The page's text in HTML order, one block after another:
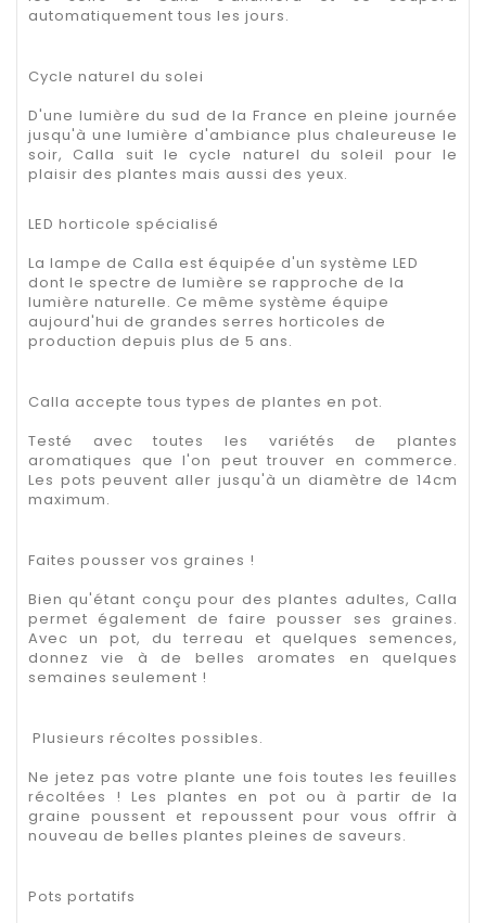
automatiquement tous les jours.
Cycle naturel du solei
D'une lumière du sud de la France en pleine journée
jusqu'à une lumière d'ambiance plus chaleureuse le
soir, Calla suit le cycle naturel du soleil pour le
plaisir des plantes mais aussi des yeux.
LED horticole spécialisé
La lampe de Calla est équipée d'un système LED
dont le spectre de lumière se rapproche de la
lumière naturelle. Ce même système équipe
aujourd'hui de grandes serres horticoles de
production depuis plus de 5 ans.
Calla accepte tous types de plantes en pot.
Testé avec toutes les variétés de plantes
aromatiques que l'on peut trouver en commerce.
Les pots peuvent aller jusqu'à un diamètre de 14cm
maximum.
Faites pousser vos graines !
Bien qu'étant conçu pour des plantes adultes, Calla
permet également de faire pousser ses graines.
Avec un pot, du terreau et quelques semences,
donnez vie à de belles aromates en quelques
semaines seulement !
Plusieurs récoltes possibles.
Ne jetez pas votre plante une fois toutes les feuilles
récoltées ! Les plantes en pot ou à partir de la
graine poussent et repoussent pour vous offrir à
nouveau de belles plantes pleines de saveurs.
Pots portatifs